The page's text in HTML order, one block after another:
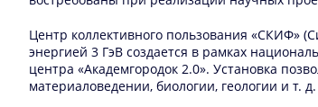
Центр коллективного пользования «СКИФ»
энергией 3 ГэВ создается в рамках
центра «Академгородок 2.0». Установка
материаловедении, биологии, геологии и т. д.